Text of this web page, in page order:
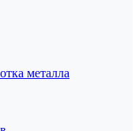
металла